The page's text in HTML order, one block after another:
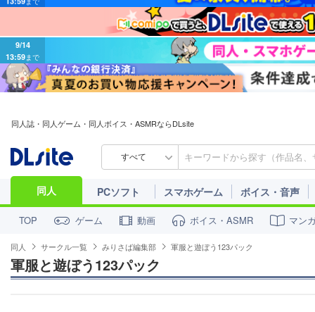
9/14
13:59まで
同人誌・同人ゲーム・同人ボイス・ASMRならDLsite
すべて
同人 PCソフト スマホゲーム ボイス・音声
TOP ゲーム 動画 ボイス・ASMR マン
同人 サークル一覧 みりさば編集部 軍服と遊ぼう123パック
軍服と遊ぼう123パック